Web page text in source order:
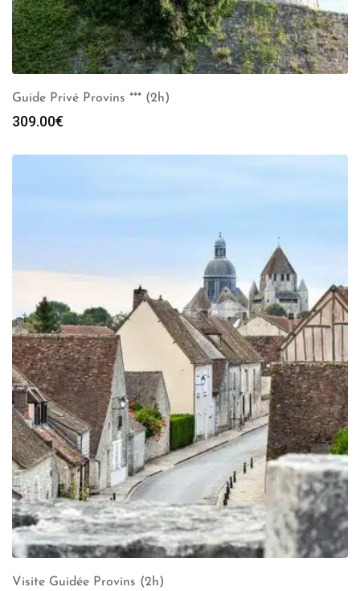
Guide Privé Provins *** (2h)
309.00€
Visite Guidée Provins (2h)